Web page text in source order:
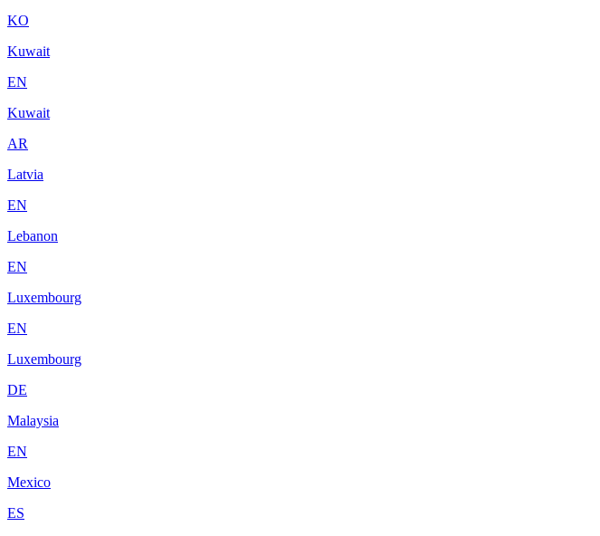
KO
Kuwait
EN
Kuwait
AR
Latvia
EN
Lebanon
EN
Luxembourg
EN
Luxembourg
DE
Malaysia
EN
Mexico
ES